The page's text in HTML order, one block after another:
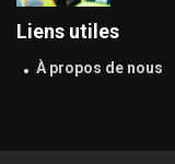
Liens utiles
À propos de nous